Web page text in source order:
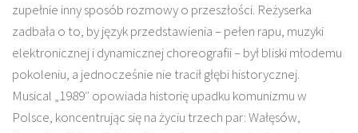
zupełnie inny sposób rozmowy o przeszłości. Reżyserka
zadbała o to, by język przedstawienia – pełen rapu, muzyki
elektronicznej i dynamicznej choreografii – był bliski młodemu
pokoleniu, a jednocześnie nie tracił głębi historycznej.
Musical „1989″ opowiada historię upadku komunizmu w
Polsce, koncentrując się na życiu trzech par: Wałęsów,